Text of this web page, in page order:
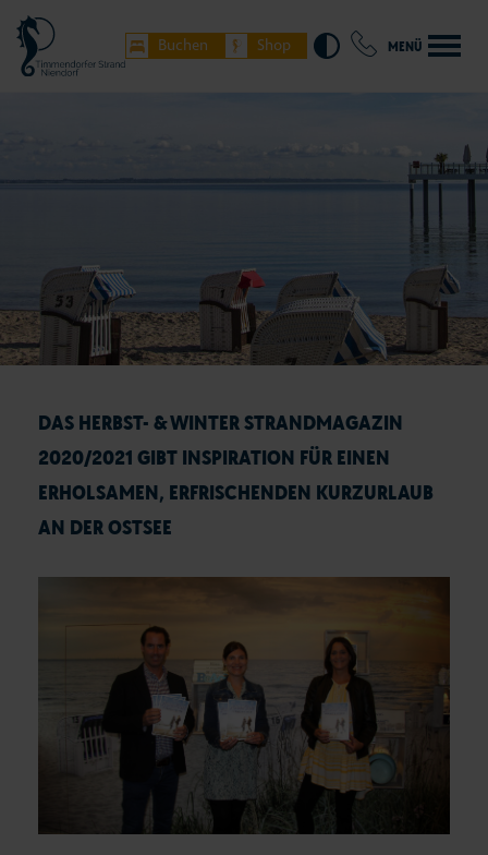
Buchen Shop MENÜ
DAS HERBST- & WINTER STRANDMAGAZIN
2020/2021 GIBT INSPIRATION FÜR EINEN
ERHOLSAMEN, ERFRISCHENDEN KURZURLAUB
AN DER OSTSEE